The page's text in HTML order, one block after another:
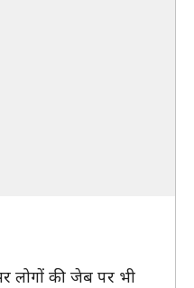
लोगों की जेब पर भी